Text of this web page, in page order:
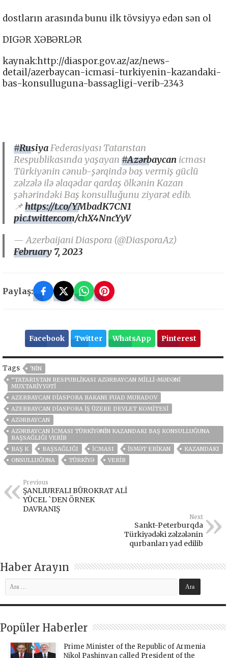
dostların arasında bunu ilk tövsiyyə edən sən ol
DIGƏR XƏBƏRLƏR
kaynak:http://diaspor.gov.az/az/news-
detail/azerbaycan-icmasi-turkiyenin-kazandaki-
bas-konsulluguna-bassagligi-verib-2343
#RusiyaFederasiyası Tatarıstan
Respublikasında yaşayan #Azərbaycan icması
Türkiyənin cənub-şərqində baş vermiş güclü
zəlzələ ilə əlaqədar qardaş ölkənin Kazan
şəhərindəki Baş konsulluğunu ziyarət edib.
📌https://t.co/YMbadK7CN1
pic.twitter.com/chX4NncYyV
— Azerbaijani Diaspora (@DiasporaAz)
February 7, 2023
Paylaş:
Facebook Twitter WhatsApp Pinterest
Tags
'NIN
“TATARISTAN RESPUBLIKASI AZƏRBAYCAN MILLI-MƏDƏNI
MUXTARIYYƏTI
AZERBAYCAN DIASPORA BAKANI FUAD MURADOV
AZERBAYCAN DIASPORA İŞ ÜZERE DEVLET KOMITESI
AZƏRBAYCAN
AZƏRBAYCAN ICMASI TÜRKIYƏNIN KAZANDAKI BAŞ KONSULLUĞUNA
BAŞSAĞLIĞI VERIB
BAŞ K
BAŞSAĞLIĞI ICMASI İSMƏT ERIKAN
KAZANDAKI
ONSULLUĞUNA
TÜRKIYƏ VERIB
Previous
ŞANLIURFALI BÜROKRAT ALİ
YÜCEL `DEN ÖRNEK
DAVRANIŞ
Next
Sankt-Peterburqda
Türkiyədəki zəlzələnin
qurbanları yad edilib
Haber Arayın
Popüler Haberler
Prime Minister of the Republic of Armenia
Nikol Pashinyan called President of the